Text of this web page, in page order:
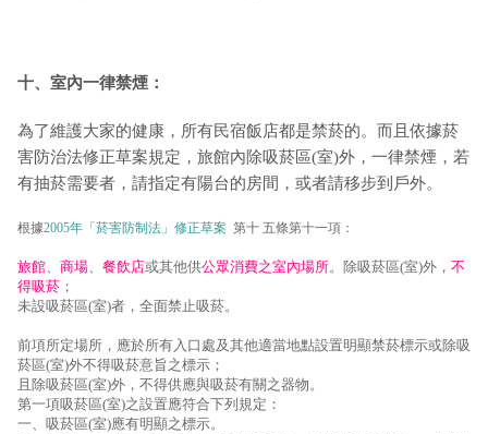
十、室內一律禁煙：
為了維護大家的健康，所有民宿飯店都是禁菸的。而且依據菸
害防治法修正草案規定，旅館內除吸菸區(室)外，一律禁煙，若
有抽菸需要者，請指定有陽台的房間，或者請移步到戶外。
根據2005年「菸害防制法」修正草案 第十 五條第十一項：
旅館、 商場、 餐飲店或其他供公眾消費之室內場所。除吸菸區(室)外， 不
得吸菸 ；
未設吸菸區(室)者，全面禁止吸菸。
前項所定場所，應於所有入口處及其他適當地點設置明顯禁菸標示或除吸
菸區(室)外不得吸菸意旨之標示；
且除吸菸區(室)外，不得供應與吸菸有關之器物。
第一項吸菸區(室)之設置應符合下列規定：
一、吸菸區(室)應有明顯之標示。